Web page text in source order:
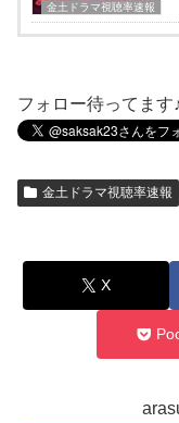
金土ドラマ視聴率速報
フォロー待ってます
金土ドラマ視聴率速報
X